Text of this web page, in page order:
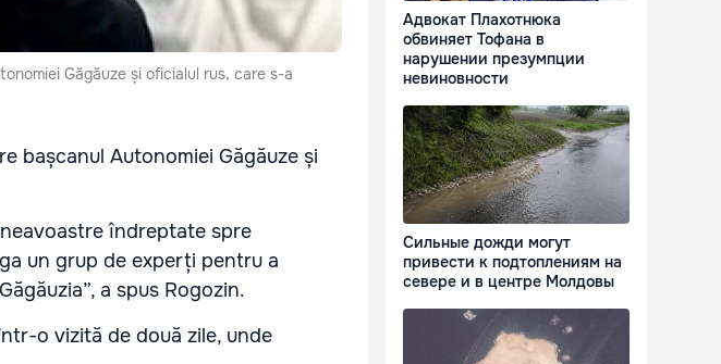
Găgăuze și oficialul rus, care s-a
bașcanul Autonomiei Găgăuze și
îndreptate spre
un grup de experți pentru a
a spus Rogozin.
o vizită de două zile, unde
Адвокат Плахотнюка
обвиняет Тофана в
нарушении презумпции
невиновности
Сильные дожди могут
привести к подтоплениям на
севере и в центре Молдовы